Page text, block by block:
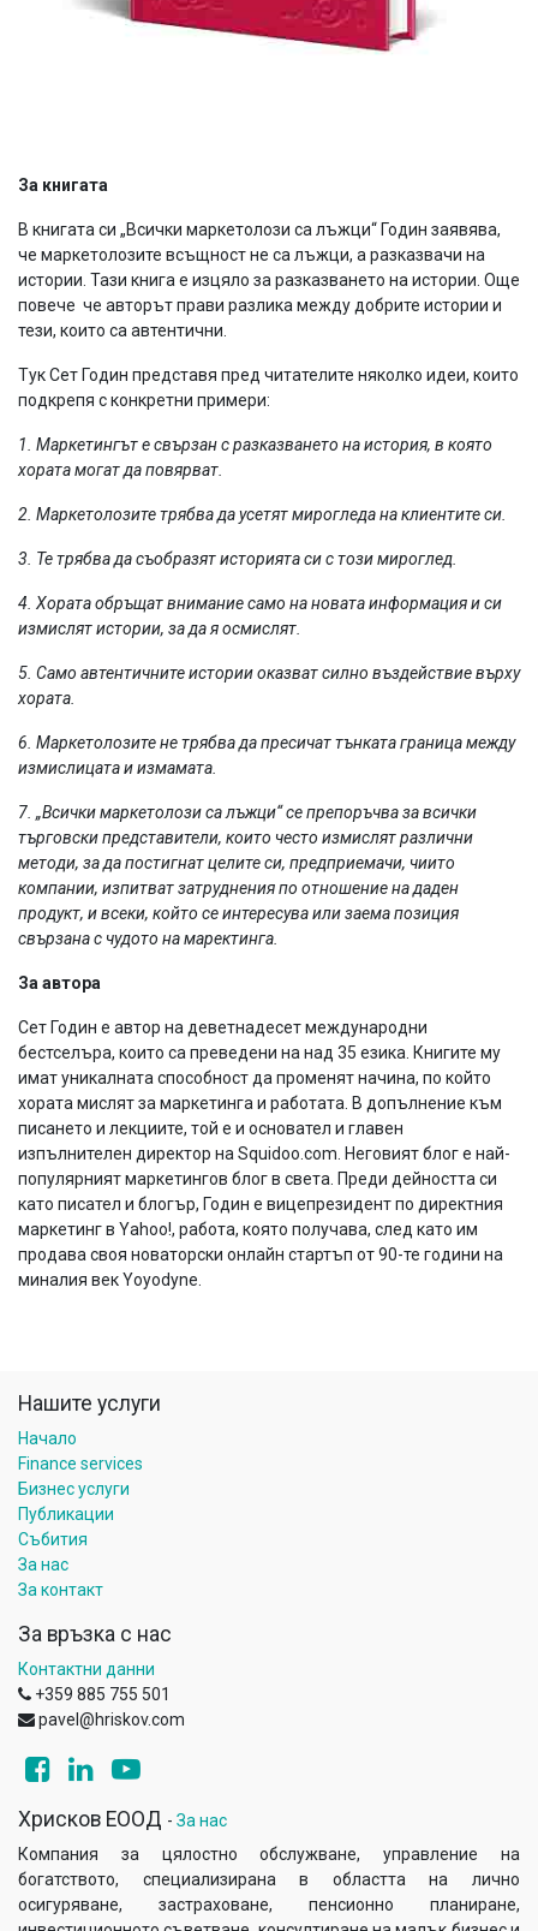
За книгата
В книгата си „Всички маркетолози са лъжци“ Годин заявява,
че маркетолозите всъщност не са лъжци, а разказвачи на
истории. Тази книга е изцяло за разказването на истории. Още
повече че авторът прави разлика между добрите истории и
тези, които са автентични.
Тук Сет Годин представя пред читателите няколко идеи, които
подкрепя с конкретни примери:
1. Маркетингът е свързан с разказването на история, в която
хората могат да повярват.
2. Маркетолозите трябва да усетят мирогледа на клиентите си.
3. Те трябва да съобразят историята си с този мироглед.
4. Хората обръщат внимание само на новата информация и си
измислят истории, за да я осмислят.
5. Само автентичните истории оказват силно въздействие върху
хората.
6. Маркетолозите не трябва да пресичат тънката граница между
измислицата и измамата.
7. „Всички маркетолози са лъжци“ се препоръчва за всички
търговски представители, които често измислят различни
методи, за да постигнат целите си, предприемачи, чиито
компании, изпитват затруднения по отношение на даден
продукт, и всеки, който се интересува или заема позиция
свързана с чудото на маректинга.
За автора
Сет Годин е автор на деветнадесет международни
бестселъра, които са преведени на над 35 езика. Книгите му
имат уникалната способност да променят начина, по който
хората мислят за маркетинга и работата. В допълнение към
писането и лекциите, той е и основател и главен
изпълнителен директор на Squidoo.com. Неговият блог е най-
популярният маркетингов блог в света. Преди дейността си
като писател и блогър, Годин е вицепрезидент по директния
маркетинг в Yahoo!, работа, която получава, след като им
продава своя новаторски онлайн стартъп от 90-те години на
миналия век Yoyodyne.
Нашите услуги
Начало
Finance services
Бизнес услуги
Публикации
Събития
За нас
За контакт
За връзка с нас
Контактни данни
+359 885 755 501
pavel@hriskov.com
Хрисков ЕООД - За нас
Компания за цялостно обслужване, управление на
богатството, специализирана в областта на лично
осигуряване, застраховане, пенсионно планиране,